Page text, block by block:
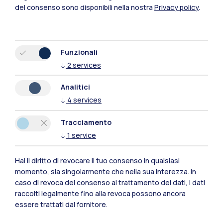
Mantova
Xi'an
Naviga il sito
Contattaci
del consenso sono disponibili nella nostra Privacy policy.
Funzionali
↓ 2 services
Analitici
↓ 4 services
Tracciamento
↓ 1 service
Hai il diritto di revocare il tuo consenso in qualsiasi
momento, sia singolarmente che nella sua interezza. In
caso di revoca del consenso al trattamento dei dati, i dati
raccolti legalmente fino alla revoca possono ancora
essere trattati dal fornitore.